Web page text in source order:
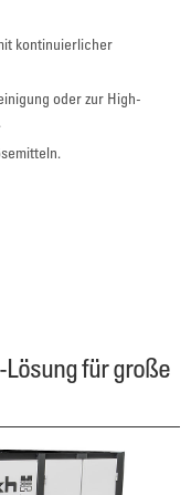
kontinuierlicher
oder zur High-
für große